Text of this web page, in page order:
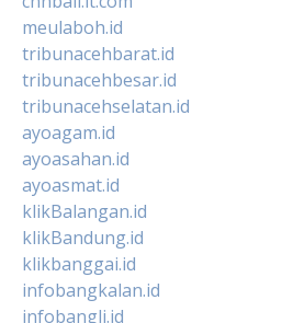
meulaboh.id
tribunacehbarat.id
tribunacehbesar.id
tribunacehselatan.id
ayoagam.id
ayoasahan.id
ayoasmat.id
klikBalangan.id
klikBandung.id
klikbanggai.id
infobangkalan.id
infobangli.id